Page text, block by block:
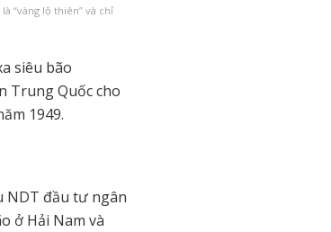
“vàng lộ thiên” và chỉ
siêu bão
Trung Quốc cho
1949.
NDT đầu tư ngân
ở Hải Nam và